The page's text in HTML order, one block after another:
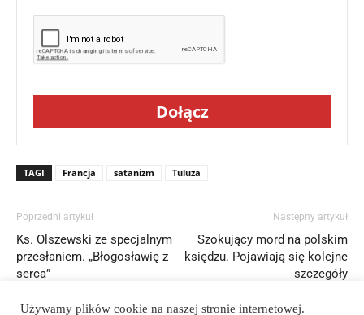
Dołącz
TAGI Francja satanizm Tuluza
Poprzedni artykuł
Ks. Olszewski ze specjalnym
przesłaniem. „Błogosławię z
serca”
Następny artykuł
Szokujący mord na polskim
księdzu. Pojawiają się kolejne
szczegóły
Używamy plików cookie na naszej stronie internetowej.